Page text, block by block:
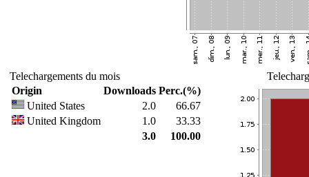
Telechargements du mois
Origin
Downloads Perc.(%)
United States
2.0
66.67
United Kingdom
1.0
33.33
3.0
100.00